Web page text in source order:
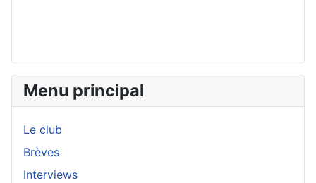
Menu principal
Le club
Brèves
Interviews